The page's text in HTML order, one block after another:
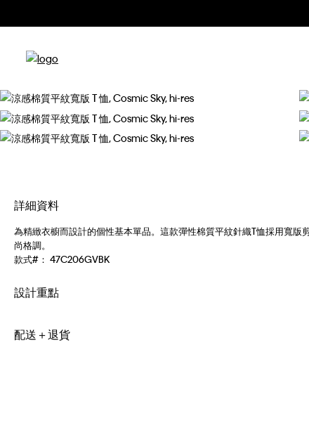
詳細資料
為精緻衣櫥而設計的個性基本單品。這款彈性棉質平紋針織T恤採用寬
尚格調。
款式#： 47C206GVBK
設計重點
配送＋退貨